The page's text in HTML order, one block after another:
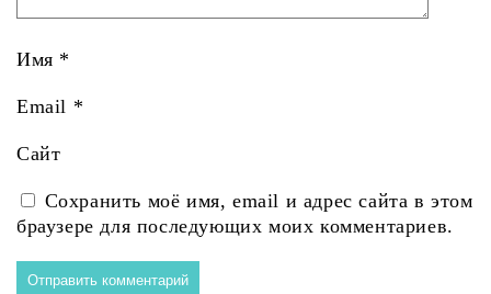
Имя *
Email *
Сайт
Сохранить моё имя, email и адрес сайта в этом
браузере для последующих моих комментариев.